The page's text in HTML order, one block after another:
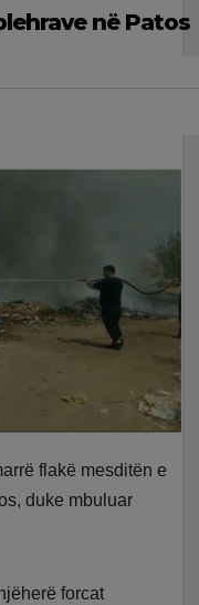
në Patos
flakë mesditën e
duke mbuluar
forcat